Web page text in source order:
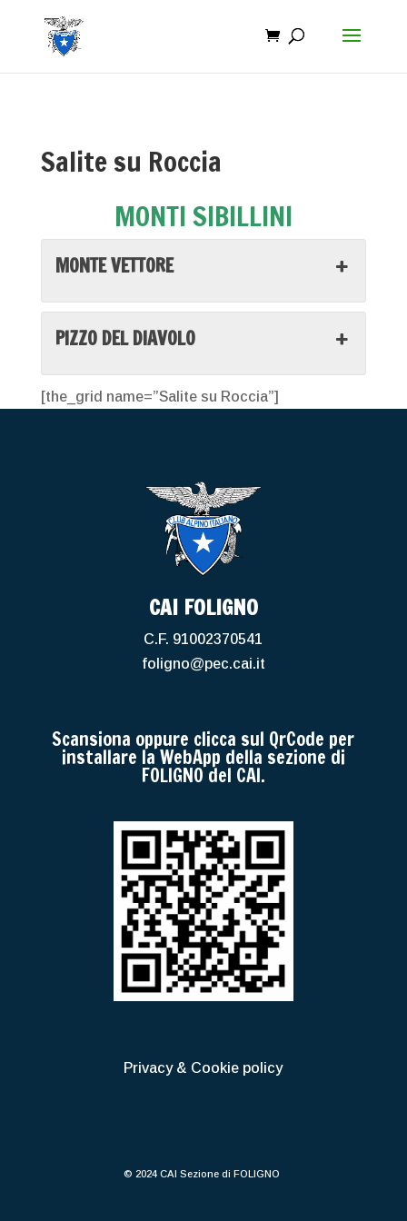
Salite su Roccia
MONTI SIBILLINI
MONTE VETTORE
PIZZO DEL DIAVOLO
[the_grid name=”Salite su Roccia”]
CAI FOLIGNO
C.F. 91002370541
foligno@pec.cai.it
Scansiona oppure clicca sul QrCode per
installare la WebApp della sezione di
FOLIGNO del CAI.
Privacy & Cookie policy
© 2024 CAI Sezione di FOLIGNO